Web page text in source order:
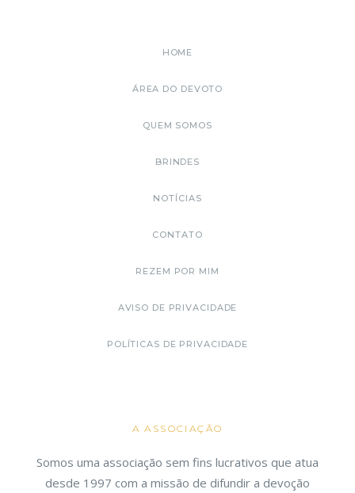
HOME
ÁREA DO DEVOTO
QUEM SOMOS
BRINDES
NOTÍCIAS
CONTATO
REZEM POR MIM
AVISO DE PRIVACIDADE
POLÍTICAS DE PRIVACIDADE
A ASSOCIAÇÃO
Somos uma associação sem fins lucrativos que atua
desde 1997 com a missão de difundir a devoção